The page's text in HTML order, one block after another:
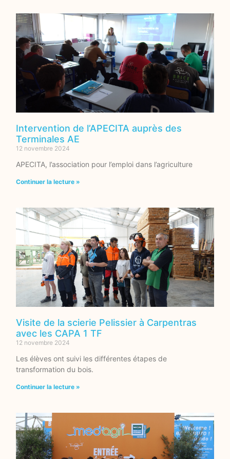
Intervention de l’APECITA auprès des
Terminales AE
12 novembre 2024
APECITA, l’association pour l’emploi dans l’agriculture
Continuer la lecture »
Visite de la scierie Pelissier à Carpentras
avec les CAPA 1 TF
12 novembre 2024
Les élèves ont suivi les différentes étapes de
transformation du bois.
Continuer la lecture »